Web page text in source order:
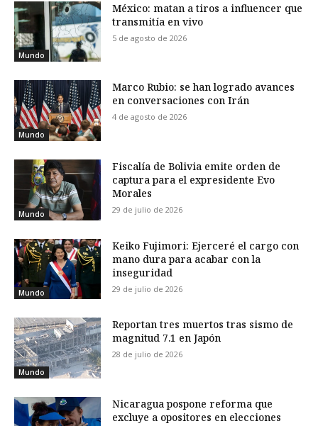
Mundo
México: matan a tiros a influencer que
transmitía en vivo
5 de agosto de 2026
Mundo
Marco Rubio: se han logrado avances
en conversaciones con Irán
4 de agosto de 2026
Mundo
Fiscalía de Bolivia emite orden de
captura para el expresidente Evo
Morales
29 de julio de 2026
Mundo
Keiko Fujimori: Ejerceré el cargo con
mano dura para acabar con la
inseguridad
29 de julio de 2026
Mundo
Reportan tres muertos tras sismo de
magnitud 7.1 en Japón
28 de julio de 2026
Nicaragua pospone reforma que
excluye a opositores en elecciones